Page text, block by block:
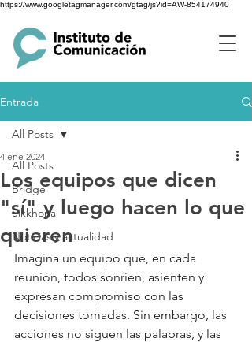
https://www.googletagmanager.com/gtag/js?id=AW-854174940
Entrada
All Posts
Bridge
Sikkhona
Noticias y actualidad
All Posts
Los equipos que dicen
"sí" y luego hacen lo que
quieren
4 ene 2024
Imagina un equipo que, en cada
reunión, todos sonríen, asienten y
expresan compromiso con las
decisiones tomadas. Sin embargo, las
acciones no siguen las palabras, y las